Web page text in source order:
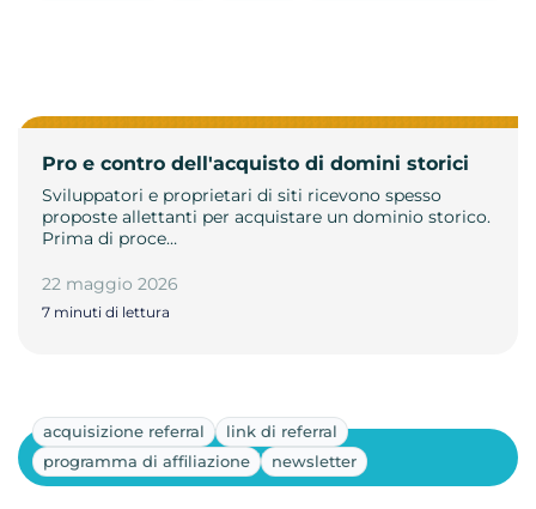
Pro e contro dell'acquisto di domini storici
Sviluppatori e proprietari di siti ricevono spesso
proposte allettanti per acquistare un dominio storico.
Prima di proce…
22 maggio 2026
7 minuti di lettura
acquisizione referral
link di referral
programma di affiliazione
newsletter
Mostra altri